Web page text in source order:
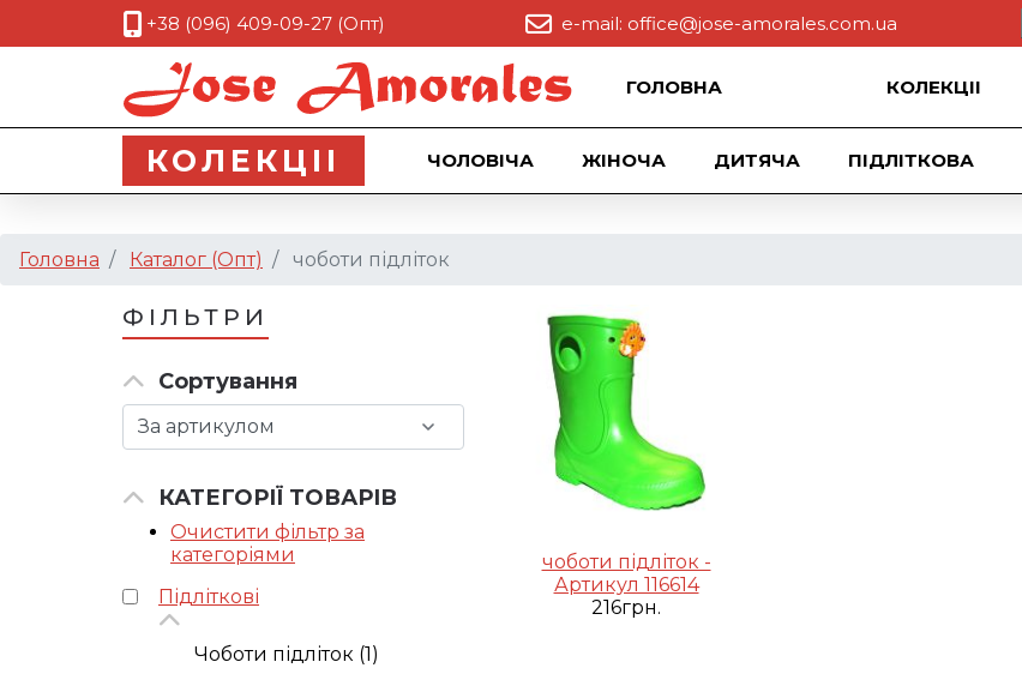
+38 (096) 409-09-27 (Опт) e-mail: office@jose-amorales.com.ua
ГОЛОВНА КОЛЕКЦII
КОЛЕКЦII ЧОЛОВІЧА ЖІНОЧА ДИТЯЧА ПІДЛІТКОВА
Головна Каталог (Опт) чоботи підліток
ФІЛЬТРИ
Сортування
КАТЕГОРІЇ ТОВАРІВ
Очистити фільтр за
категоріями
Підліткові
Чоботи підліток (1)
чоботи підліток -
Артикул 116614
216грн.